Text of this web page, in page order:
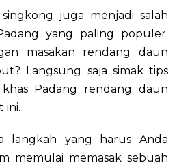
juga menjadi salah
yang paling populer.
masakan rendang daun
Langsung saja simak tips
khas Padang rendang daun
ini.
langkah yang harus Anda
memulai memasak sebuah